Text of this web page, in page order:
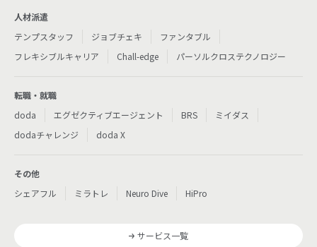
人材派遣
テンプスタッフ
ジョブチェキ
ファンタブル
フレキシブルキャリア
Chall-edge パーソルクロステクノロジー
転職・就職
doda
エグゼクティブエージェント BRS
ミイダス
dodaチャレンジ
doda X
その他
シェアフル
ミラトレ Neuro Dive HiPro
サービス一覧